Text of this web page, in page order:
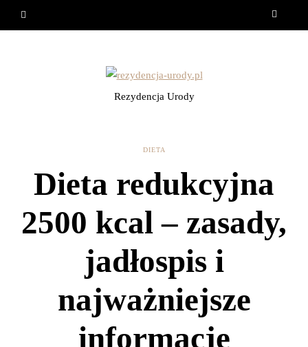
Rezydencja Urody
DIETA
Dieta redukcyjna
2500 kcal – zasady,
jadłospis i
najważniejsze
informacje